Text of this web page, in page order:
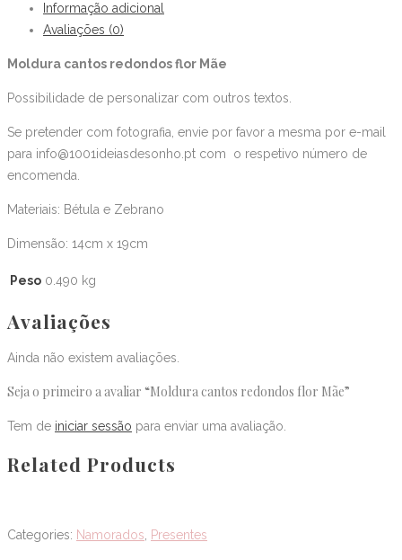
Informação adicional
Avaliações (0)
Moldura cantos redondos flor Mãe
Possibilidade de personalizar com outros textos.
Se pretender com fotografia, envie por favor a mesma por e-mail
para info@1001ideiasdesonho.pt com o respetivo número de
encomenda.
Materiais: Bétula e Zebrano
Dimensão: 14cm x 19cm
Peso 0.490 kg
Avaliações
Ainda não existem avaliações.
Seja o primeiro a avaliar “Moldura cantos redondos flor Mãe”
Tem de iniciar sessão para enviar uma avaliação.
Related Products
Categories: Namorados Presentes